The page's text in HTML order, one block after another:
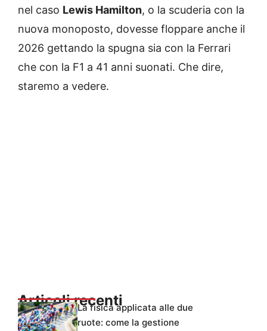
nel caso Lewis Hamilton, o la scuderia con la
nuova monoposto, dovesse floppare anche il
2026 gettando la spugna sia con la Ferrari
che con la F1 a 41 anni suonati. Che dire,
staremo a vedere.
Articoli recentiLa fisica applicata alle due
ruote: come la gestione